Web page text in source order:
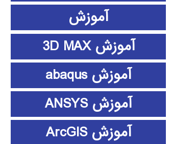
آموزش
آموزش 3D MAX
آموزش abaqus
آموزش ANSYS
آموزش ArcGIS